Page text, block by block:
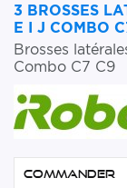
3 BROSSES
E I J COMBO
Brosses
Combo C7 C9
Commander